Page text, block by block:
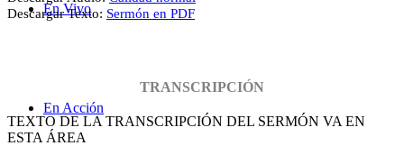
En Vivo
En Acción
Descargar Texto: Sermón en PDF
TRANSCRIPCIÓN
TEXTO DE LA TRANSCRIPCIÓN DEL SERMÓN VA EN
ESTA ÁREA